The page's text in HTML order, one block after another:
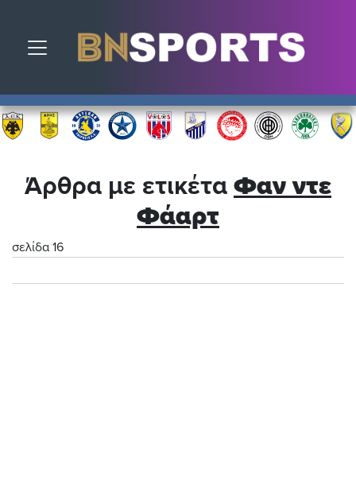
Toggle navigation
Άρθρα με ετικέτα Φαν ντε
Φάαρτ
σελίδα 16